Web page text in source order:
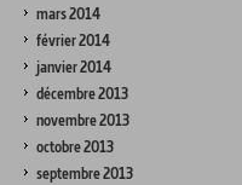
mars 2014
février 2014
janvier 2014
décembre 2013
novembre 2013
octobre 2013
septembre 2013